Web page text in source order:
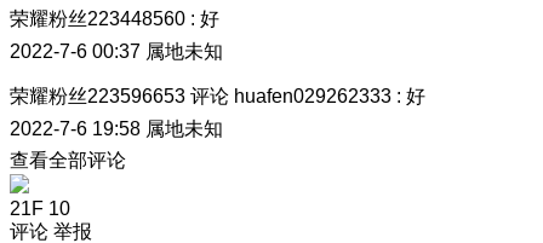
荣耀粉丝223448560 : 好
2022-7-6 00:37 属地未知
荣耀粉丝223596653 评论 huafen029262333 : 好
2022-7-6 19:58 属地未知
查看全部评论
21F 10
评论 举报